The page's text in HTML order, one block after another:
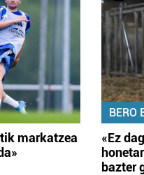
markatzea
BERO
«Ez
bazter